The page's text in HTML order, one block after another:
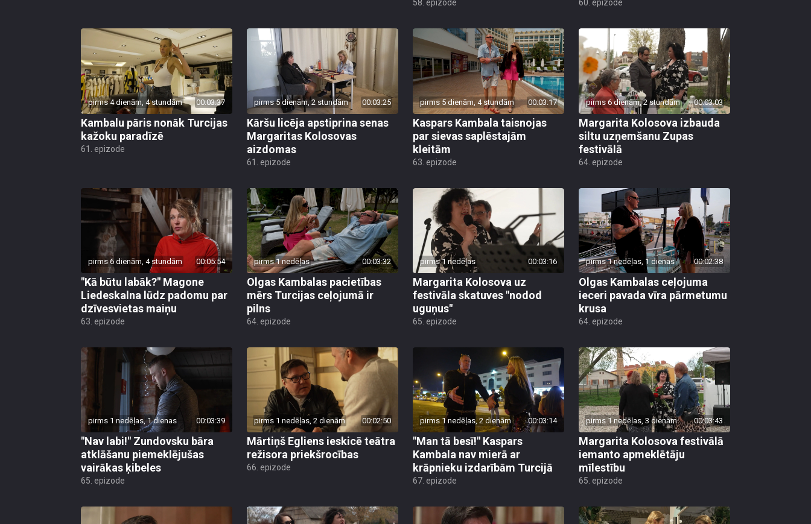
58. epizode 60. epizode
pirms 4 dienām, 4 stundām 00:03:37
Kambalu pāris nonāk Turcijas
kažoku paradīzē
61. epizode
pirms 5 dienām, 2 stundām 00:03:25
Kāršu licēja apstiprina senas
Margaritas Kolosovas
aizdomas
61. epizode
pirms 5 dienām, 4 stundām 00:03:17
Kaspars Kambala taisnojas
par sievas saplēstajām
kleitām
63. epizode
pirms 6 dienām, 2 stundām 00:03:03
Margarita Kolosova izbauda
siltu uzņemšanu Zupas
festivālā
64. epizode
pirms 6 dienām, 4 stundām 00:05:54
"Kā būtu labāk?" Magone
Liedeskalna lūdz padomu par
dzīvesvietas maiņu
63. epizode
pirms 1 nedēļas 00:03:32
Olgas Kambalas pacietības
mērs Turcijas ceļojumā ir
pilns
64. epizode
pirms 1 nedēļas 00:03:16
Margarita Kolosova uz
festivāla skatuves "nodod
uguņus"
65. epizode
pirms 1 nedēļas, 1 dienas 00:02:38
Olgas Kambalas ceļojuma
ieceri pavada vīra pārmetumu
krusa
64. epizode
pirms 1 nedēļas, 1 dienas 00:03:39
"Nav labi!" Zundovsku bāra
atklāšanu piemeklējušas
vairākas ķibeles
65. epizode
pirms 1 nedēļas, 2 dienām 00:02:50
Mārtiņš Egliens ieskicē teātra
režisora priekšrocības
66. epizode
pirms 1 nedēļas, 2 dienām 00:03:14
"Man tā besī!" Kaspars
Kambala nav mierā ar
krāpnieku izdarībām Turcijā
67. epizode
pirms 1 nedēļas, 3 dienām 00:03:43
Margarita Kolosova festivālā
iemanto apmeklētāju
mīlestību
65. epizode